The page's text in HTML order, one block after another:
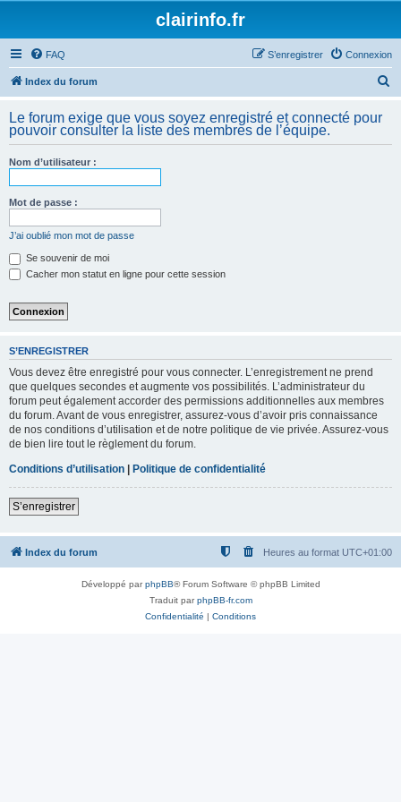
clairinfo.fr
FAQ Connexion
S’enregistrer
Index du forum
h
Le forum exige que vous soyez enregistré et connecté pour
pouvoir consulter la liste des membres de l’équipe.
Nom d’utilisateur :
Mot de passe :
J’ai oublié mon mot de passe
Se souvenir de moi
Cacher mon statut en ligne pour cette session
S’ENREGISTRER
Vous devez être enregistré pour vous connecter. L’enregistrement ne prend
que quelques secondes et augmente vos possibilités. L’administrateur du
forum peut également accorder des permissions additionnelles aux membres
du forum. Avant de vous enregistrer, assurez-vous d’avoir pris connaissance
de nos conditions d’utilisation et de notre politique de vie privée. Assurez-vous
de bien lire tout le règlement du forum.
Conditions d’utilisation | Politique de confidentialité
S’enregistrer
Index du forum Heures au format UTC+01:00
Développé parphpBB® Forum Software © phpBB Limited
Traduit parphpBB-fr.com
Confidentialité | Conditions